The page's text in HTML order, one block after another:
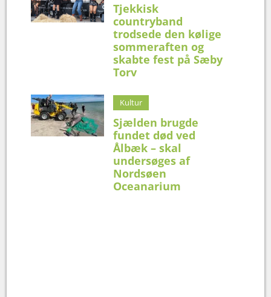
Tjekkisk
countryband
trodsede den kølige
sommeraften og
skabte fest på Sæby
Torv
Kultur
Sjælden brugde
fundet død ved
Ålbæk – skal
undersøges af
Nordsøen
Oceanarium